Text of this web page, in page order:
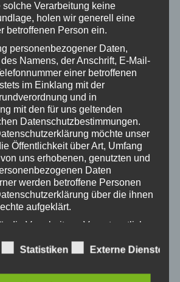
HINZUFÜGEN
VERANSTALTER
AK Kärnten
Katholische
Frauenbewegung
Frauenplattform Klagenfurt
solche Verarbeitung keine
holen wir generell eine
betroffenen Person ein.
personenbezogener Daten,
Namens, der Anschrift, E-Mail-
einer betroffenen
im Einklang mit der
und in
mit den für uns geltenden
Datenschutzbestimmungen.
möchte unser
Öffentlichkeit über Art, Umfang
uns erhobenen, genutzten und
Daten
werden betroffene Personen
über die ihnen
aufgeklärt.
die Verarbeitung Verantwortlicher
um einen möglichst
Daten
Statistiken Externe Dienste